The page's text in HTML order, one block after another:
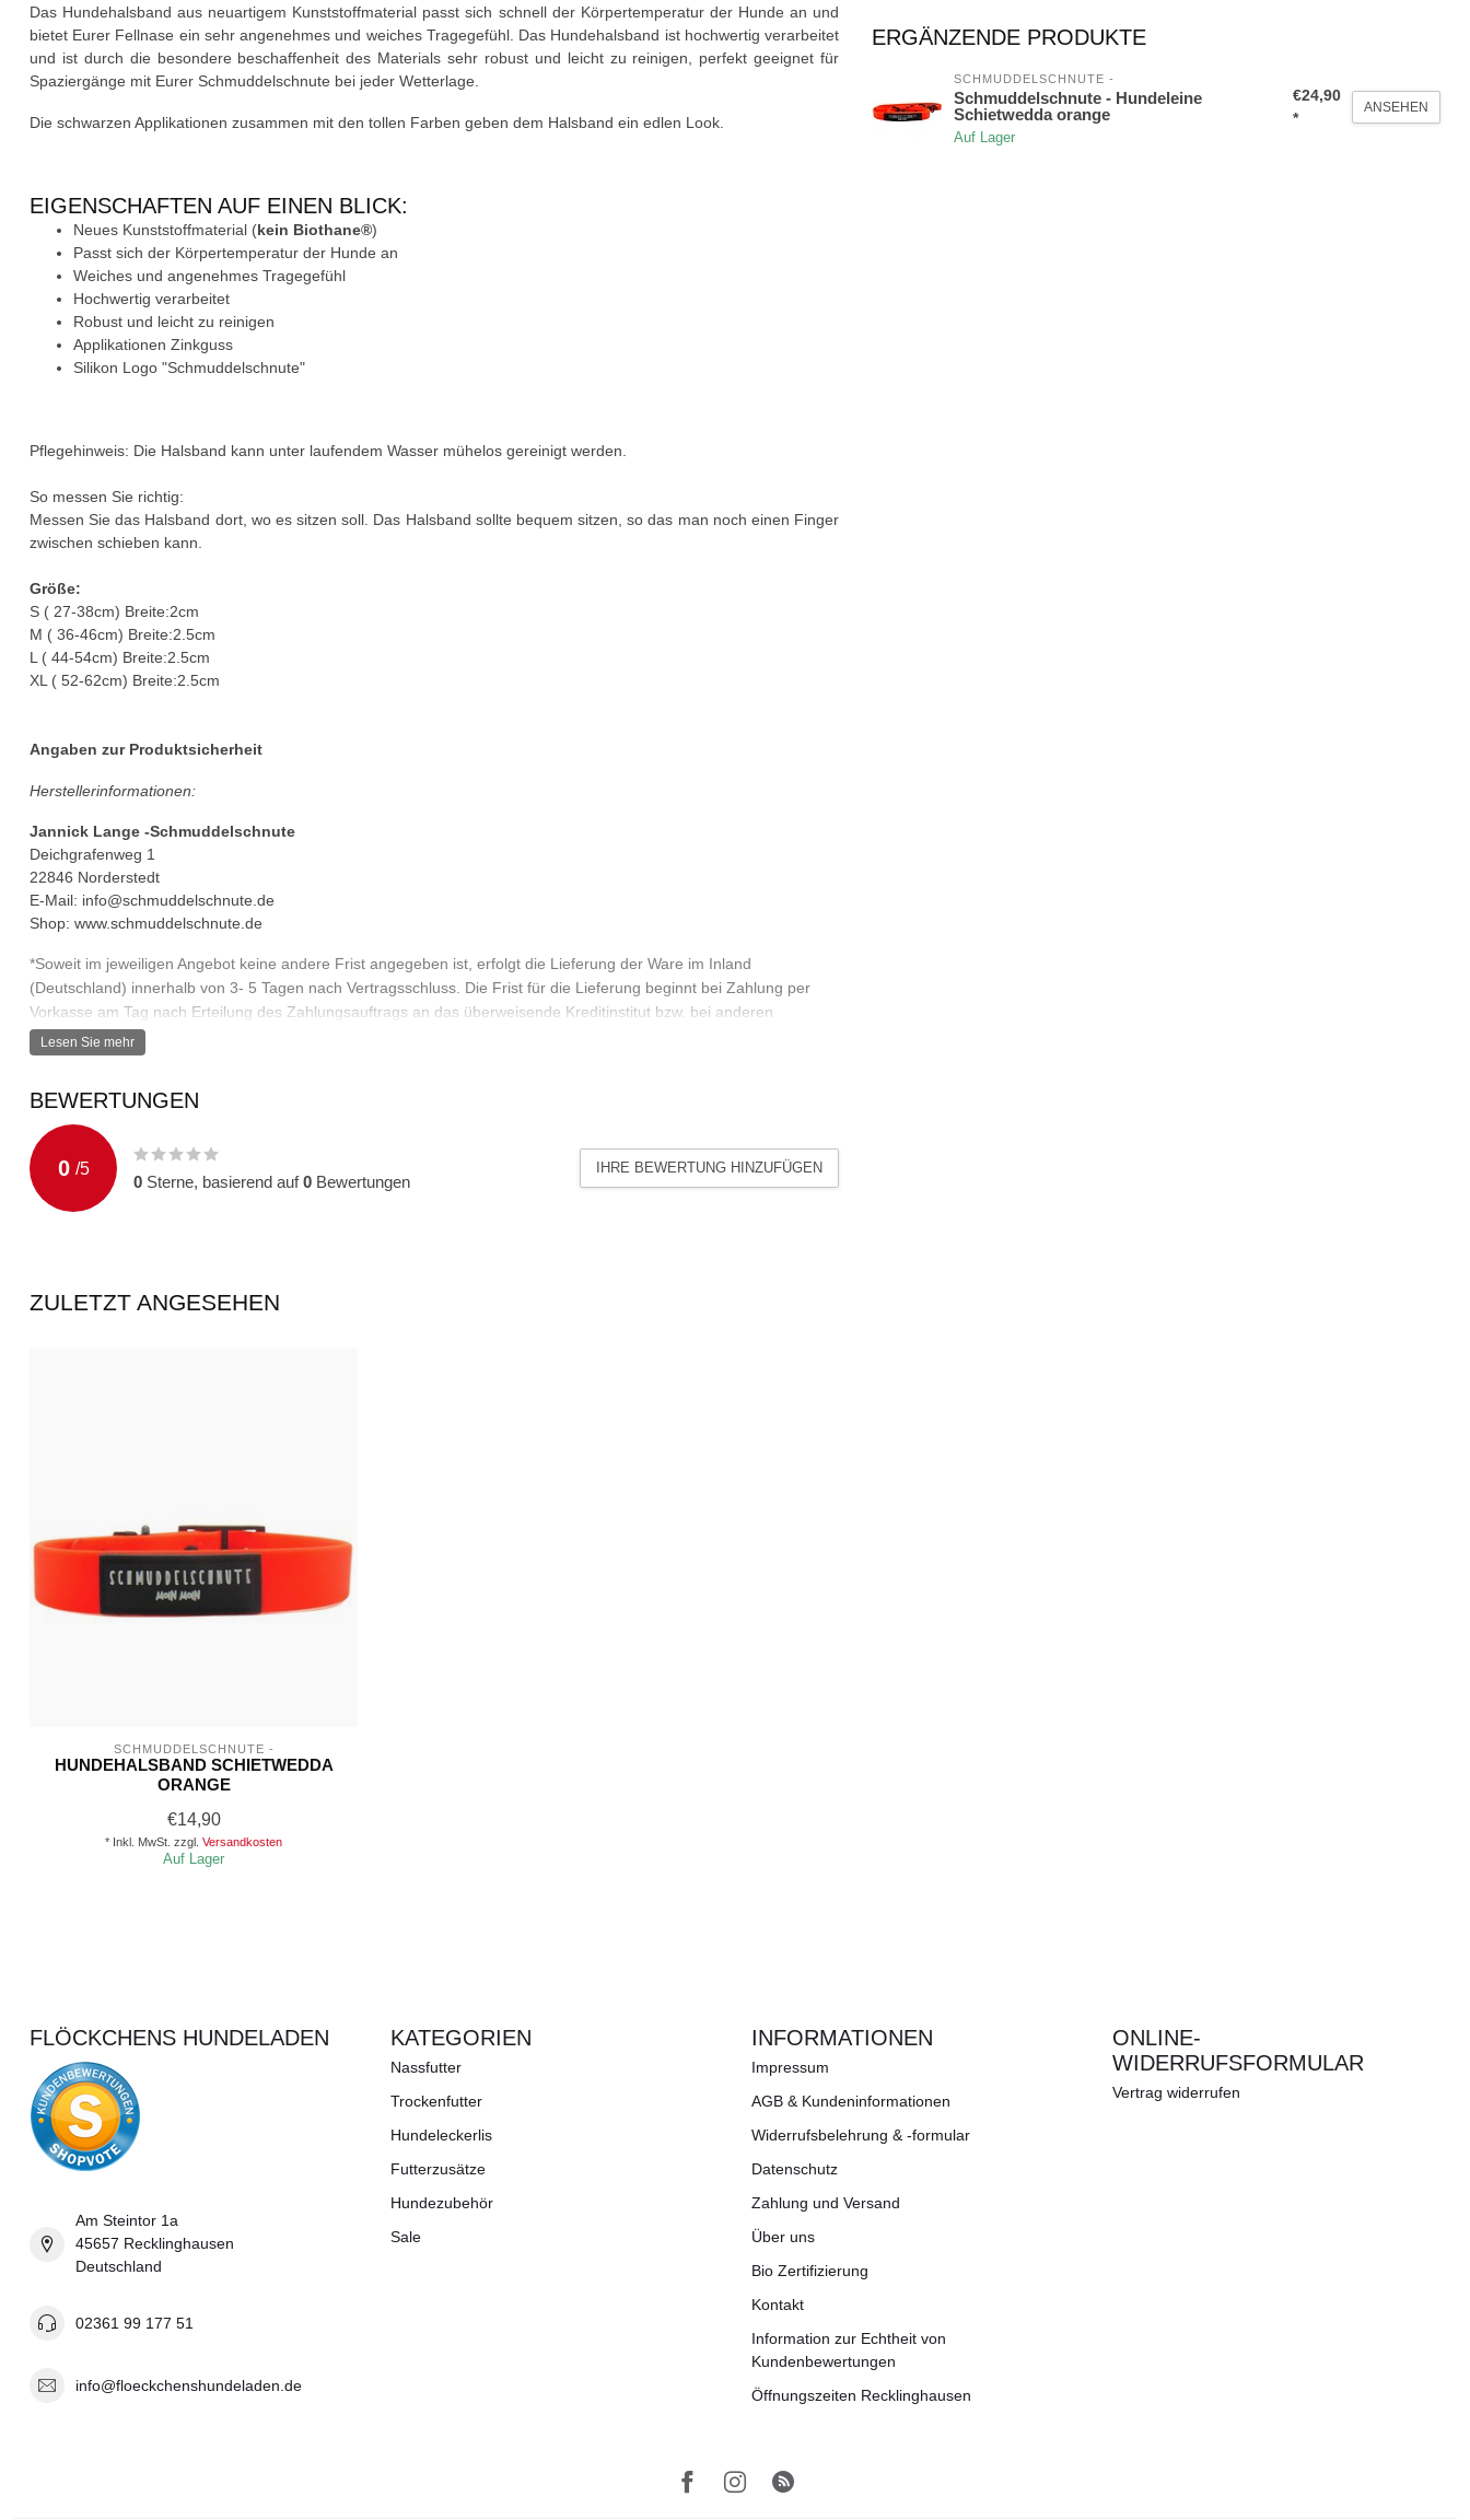
Das Hundehalsband aus neuartigem Kunststoffmaterial passt sich schnell der Körpertemperatur der Hunde an und
bietet Eurer Fellnase ein sehr angenehmes und weiches Tragegefühl. Das Hundehalsband ist hochwertig verarbeitet
und ist durch die besondere beschaffenheit des Materials sehr robust und leicht zu reinigen, perfekt geeignet für
Spaziergänge mit Eurer Schmuddelschnute bei jeder Wetterlage.
Die schwarzen Applikationen zusammen mit den tollen Farben geben dem Halsband ein edlen Look.
EIGENSCHAFTEN AUF EINEN BLICK:
Neues Kunststoffmaterial (kein Biothane®)
Passt sich der Körpertemperatur der Hunde an
Weiches und angenehmes Tragegefühl
Hochwertig verarbeitet
Robust und leicht zu reinigen
Applikationen Zinkguss
Silikon Logo "Schmuddelschnute"
Pflegehinweis: Die Halsband kann unter laufendem Wasser mühelos gereinigt werden.
So messen Sie richtig:
Messen Sie das Halsband dort, wo es sitzen soll. Das Halsband sollte bequem sitzen, so das man noch einen Finger
zwischen schieben kann.
Größe:
S ( 27-38cm) Breite:2cm
M ( 36-46cm) Breite:2.5cm
L ( 44-54cm) Breite:2.5cm
XL ( 52-62cm) Breite:2.5cm
Angaben zur Produktsicherheit
Herstellerinformationen:
Jannick Lange -Schmuddelschnute
Deichgrafenweg 1
22846 Norderstedt
E-Mail: info@schmuddelschnute.de
Shop: www.schmuddelschnute.de
*Soweit im jeweiligen Angebot keine andere Frist angegeben ist, erfolgt die Lieferung der Ware im Inland
(Deutschland) innerhalb von 3- 5 Tagen nach Vertragsschluss. Die Frist für die Lieferung beginnt bei Zahlung per
Vorkasse am Tag nach Erteilung des Zahlungsauftrags an das überweisende Kreditinstitut bzw. bei anderen
Zahlungsarten am Tag nach Vertragsschluss zu laufen und endet mit dem Ablauf des letzten Tages der Frist. Fällt
der letzte Tag der Frist auf einen Samstag, Sonntag oder einen am Lieferort staatlich anerkannten allgemeinen
Lieferzeiten bestellt, versenden wir die Ware in einer gemeinsamen Sendung, sofern wir keine abweichenden
Vereinbarungen mit Ihnen getroffen haben. Die Lieferzeit bestimmt sich in diesem Fall nach dem Artikel mit der
längsten Lieferzeit den Sie bestellt haben.
Lesen Sie mehr
BEWERTUNGEN
0 /5
0 Sterne, basierend auf0 Bewertungen
IHRE BEWERTUNG HINZUFÜGEN
ERGÄNZENDE PRODUKTE
SCHMUDDELSCHNUTE -
Schmuddelschnute - Hundeleine
Schietwedda orange
Auf Lager
€24,90
*
ANSEHEN
ZULETZT ANGESEHEN
SCHMUDDELSCHNUTE -
HUNDEHALSBAND SCHIETWEDDA
ORANGE
€14,90
* Inkl. MwSt. zzgl. Versandkosten
Auf Lager
FLÖCKCHENS HUNDELADEN
Am Steintor 1a
45657 Recklinghausen
Deutschland
02361 99 177 51
info@floeckchenshundeladen.de
KATEGORIEN
Nassfutter
Trockenfutter
Hundeleckerlis
Futterzusätze
Hundezubehör
Sale
INFORMATIONEN
Impressum
AGB & Kundeninformationen
Widerrufsbelehrung & -formular
Datenschutz
Zahlung und Versand
Über uns
Bio Zertifizierung
Kontakt
Information zur Echtheit von
Kundenbewertungen
Öffnungszeiten Recklinghausen
ONLINE-
WIDERRUFSFORMULAR
Vertrag widerrufen